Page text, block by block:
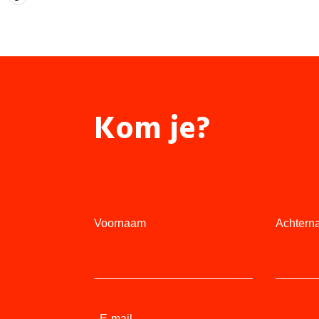
Kom je?
Voornaam